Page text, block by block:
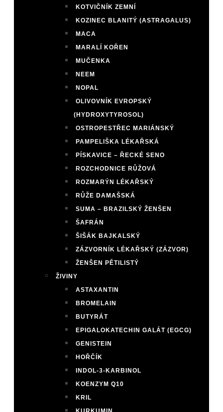
KOTVIČNÍK ZEMNÍ
KOZINEC BLANITÝ (ASTRAGALUS)
MACA
MARALÍ KOŘEN
MUČENKA
NEEM
NOPAL
OLIVOVNÍK EVROPSKÝ
(HYDROXYTYROSOL)
OSTROPESTŘEC MARIÁNSKÝ
PAMPELIŠKA LÉKAŘSKÁ
PÍSKAVICE – ŘECKÉ SENO
ROZCHODNICE RŮŽOVÁ
ROZMARÝN LÉKAŘSKÝ
RŮŽE DAMAŠSKÁ
SUMA – BRAZILSKÝ ŽENŠEN
ŠAFRÁN
ŠIŠÁK BAJKALSKÝ
ZÁZVORNÍK LÉKAŘSKÝ (ZÁZVOR)
ŽENŠEN PĚTILISTÝ
ŽIVINY
ASTAXANTIN
BROMELAIN
BUTYRÁT
EPIGALOKATECHIN GALÁT (EGCG)
GENISTEIN
HOŘČÍK
INDOL-3-KARBINOL
KOENZYM Q10
KRIL